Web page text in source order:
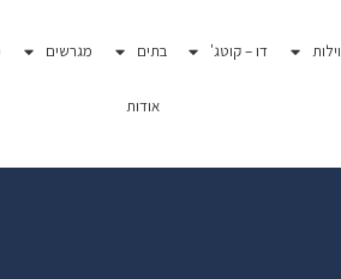
וילות דו – קוטג' בתים מגרשים
אודות